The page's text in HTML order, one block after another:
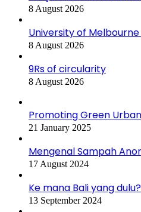
8 August 2026
University of
8 August 2026
9Rs of circularity
8 August 2026
Promoting Green
21 January 2025
Mengenal Sampah
17 August 2024
Ke mana Bali yang
13 September 2024